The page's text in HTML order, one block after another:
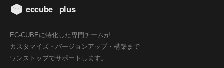
EC-CUBEに特化した専門チームが
カスタマイズ・バージョンアップ・構築まで
ワンストップでサポートします。